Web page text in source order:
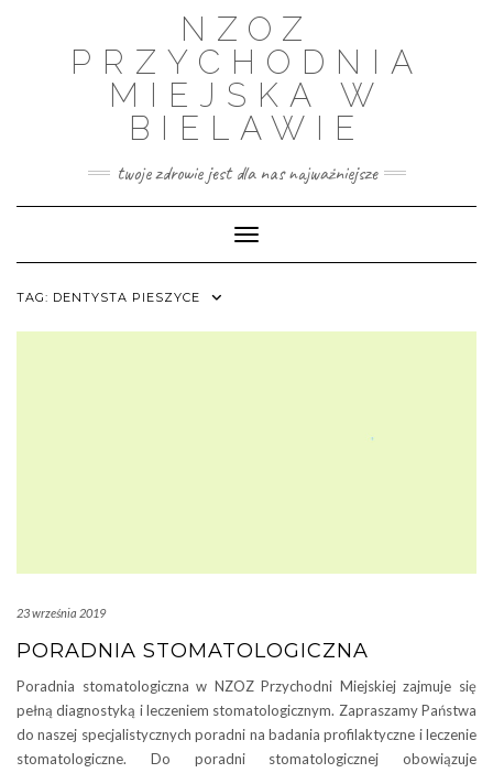
NZOZ
PRZYCHODNIA
MIEJSKA W
BIELAWIE
twoje zdrowie jest dla nas najważniejsze
Toggle Navigation
TAG: DENTYSTA PIESZYCE
23 września 2019
PORADNIA STOMATOLOGICZNA
Poradnia stomatologiczna w NZOZ Przychodni Miejskiej zajmuje się
pełną diagnostyką i leczeniem stomatologicznym. Zapraszamy Państwa
do naszej specjalistycznych poradni na badania profilaktyczne i leczenie
stomatologiczne. Do poradni stomatologicznej obowiązuje